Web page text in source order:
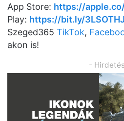
App Store: https://
Play: https://bit.ly/3LSOTHJ
Szeged365 TikTok,
akon is!
-